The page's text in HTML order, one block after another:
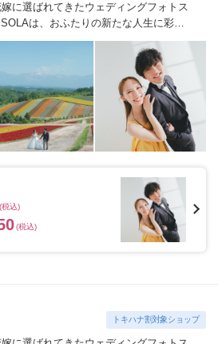
に選ばれてきたウェディングフォトス
は、おふたりの新たな人生に彩り
ェディングフォト”のお手伝いをさせ
1枚の写真のチカラを信じて
(税込)
(税込)
トキハナ割対象ショップ